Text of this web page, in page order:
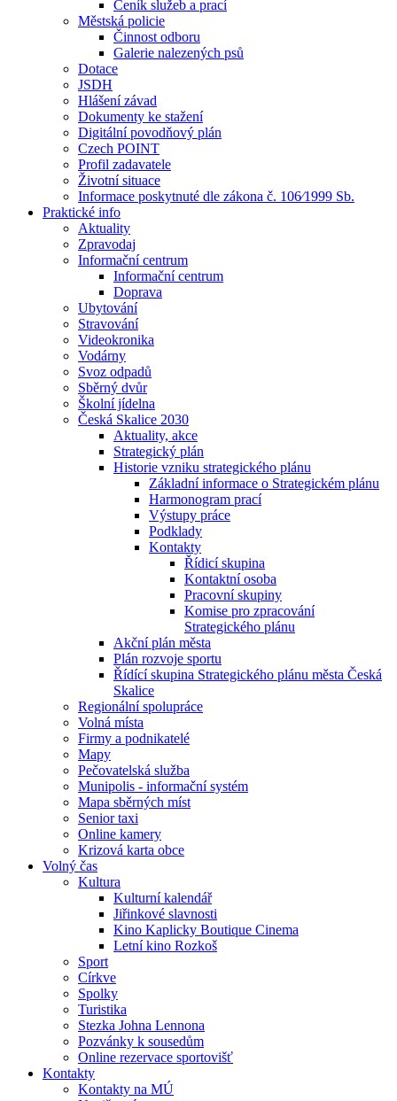
Ceník služeb a prací
Městská policie
Činnost odboru
Galerie nalezených psů
Dotace
JSDH
Hlášení závad
Dokumenty ke stažení
Digitální povodňový plán
Czech POINT
Profil zadavatele
Životní situace
Informace poskytnuté dle zákona č. 106⁄1999 Sb.
Praktické info
Aktuality
Zpravodaj
Informační centrum
Informační centrum
Doprava
Ubytování
Stravování
Videokronika
Vodárny
Svoz odpadů
Sběrný dvůr
Školní jídelna
Česká Skalice 2030
Aktuality, akce
Strategický plán
Historie vzniku strategického plánu
Základní informace o Strategickém plánu
Harmonogram prací
Výstupy práce
Podklady
Kontakty
Řídicí skupina
Kontaktní osoba
Pracovní skupiny
Komise pro zpracování
Strategického plánu
Akční plán města
Plán rozvoje sportu
Řídící skupina Strategického plánu města Česká
Skalice
Regionální spolupráce
Volná místa
Firmy a podnikatelé
Mapy
Pečovatelská služba
Munipolis - informační systém
Mapa sběrných míst
Senior taxi
Online kamery
Krizová karta obce
Volný čas
Kultura
Kulturní kalendář
Jiřinkové slavnosti
Kino Kaplicky Boutique Cinema
Letní kino Rozkoš
Sport
Církve
Spolky
Turistika
Stezka Johna Lennona
Pozvánky k sousedům
Online rezervace sportovišť
Kontakty
Kontakty na MÚ